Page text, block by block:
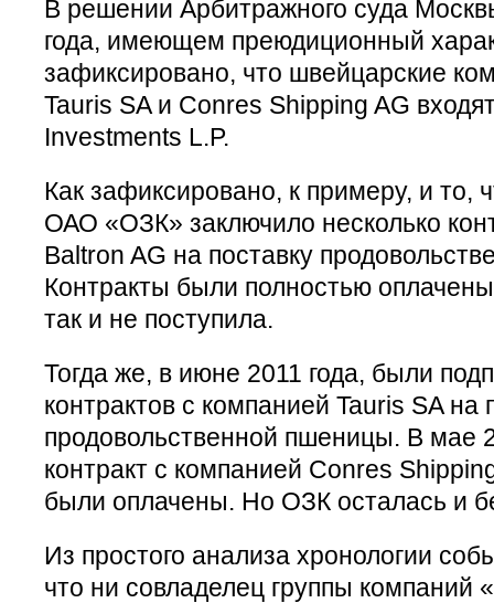
В решении Арбитражного суда
года, имеющем преюдиционный
зафиксировано, что швейцарские
Tauris SA и Conres Shipping AG
Investments L.P.
Как зафиксировано, к примеру, и то,
ОАО «ОЗК» заключило несколько
Baltron AG на поставку
Контракты были полностью
так и не поступила.
Тогда же, в июне 2011 года, были
контрактов с компанией Tauris SA на
продовольственной пшеницы. В мае
контракт с компанией Conres
были оплачены. Но ОЗК осталась и
Из простого анализа хронологии
что ни совладелец группы компаний